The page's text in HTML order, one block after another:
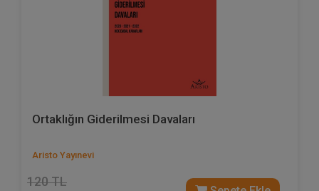
Ortaklığın Giderilmesi Davaları
Aristo Yayınevi
120 TL